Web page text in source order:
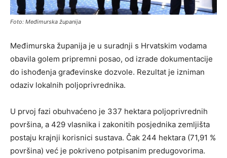
Foto: Međimurska županija
Međimurska županija je u suradnji s Hrvatskim vodama
obavila golem pripremni posao, od izrade dokumentacije
do ishođenja građevinske dozvole. Rezultat je izniman
odaziv lokalnih poljoprivrednika.
U prvoj fazi obuhvaćeno je 337 hektara poljoprivrednih
površina, a 429 vlasnika i zakonitih posjednika zemljišta
postaju krajnji korisnici sustava. Čak 244 hektara (71,91 %
površina) već je pokriveno potpisanim predugovorima.